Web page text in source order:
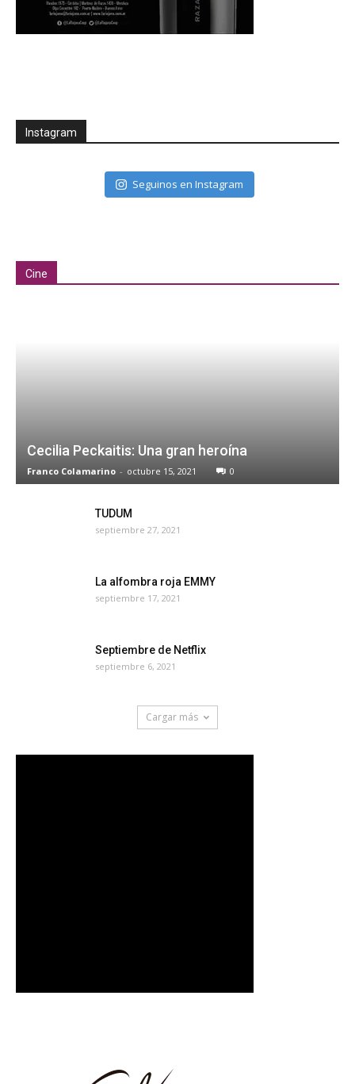
Instagram
Seguinos en Instagram
Cine
Cecilia Peckaitis: Una gran heroína
Franco Colamarino - octubre 15, 2021 0
TUDUM
septiembre 27, 2021
La alfombra roja EMMY
septiembre 17, 2021
Septiembre de Netflix
septiembre 6, 2021
Cargar más